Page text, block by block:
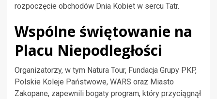
rozpoczęcie obchodów Dnia Kobiet w sercu Tatr.
Wspólne świętowanie na
Placu Niepodległości
Organizatorzy, w tym Natura Tour, Fundacja Grupy PKP,
Polskie Koleje Państwowe, WARS oraz Miasto
Zakopane, zapewnili bogaty program, który przyciągnął